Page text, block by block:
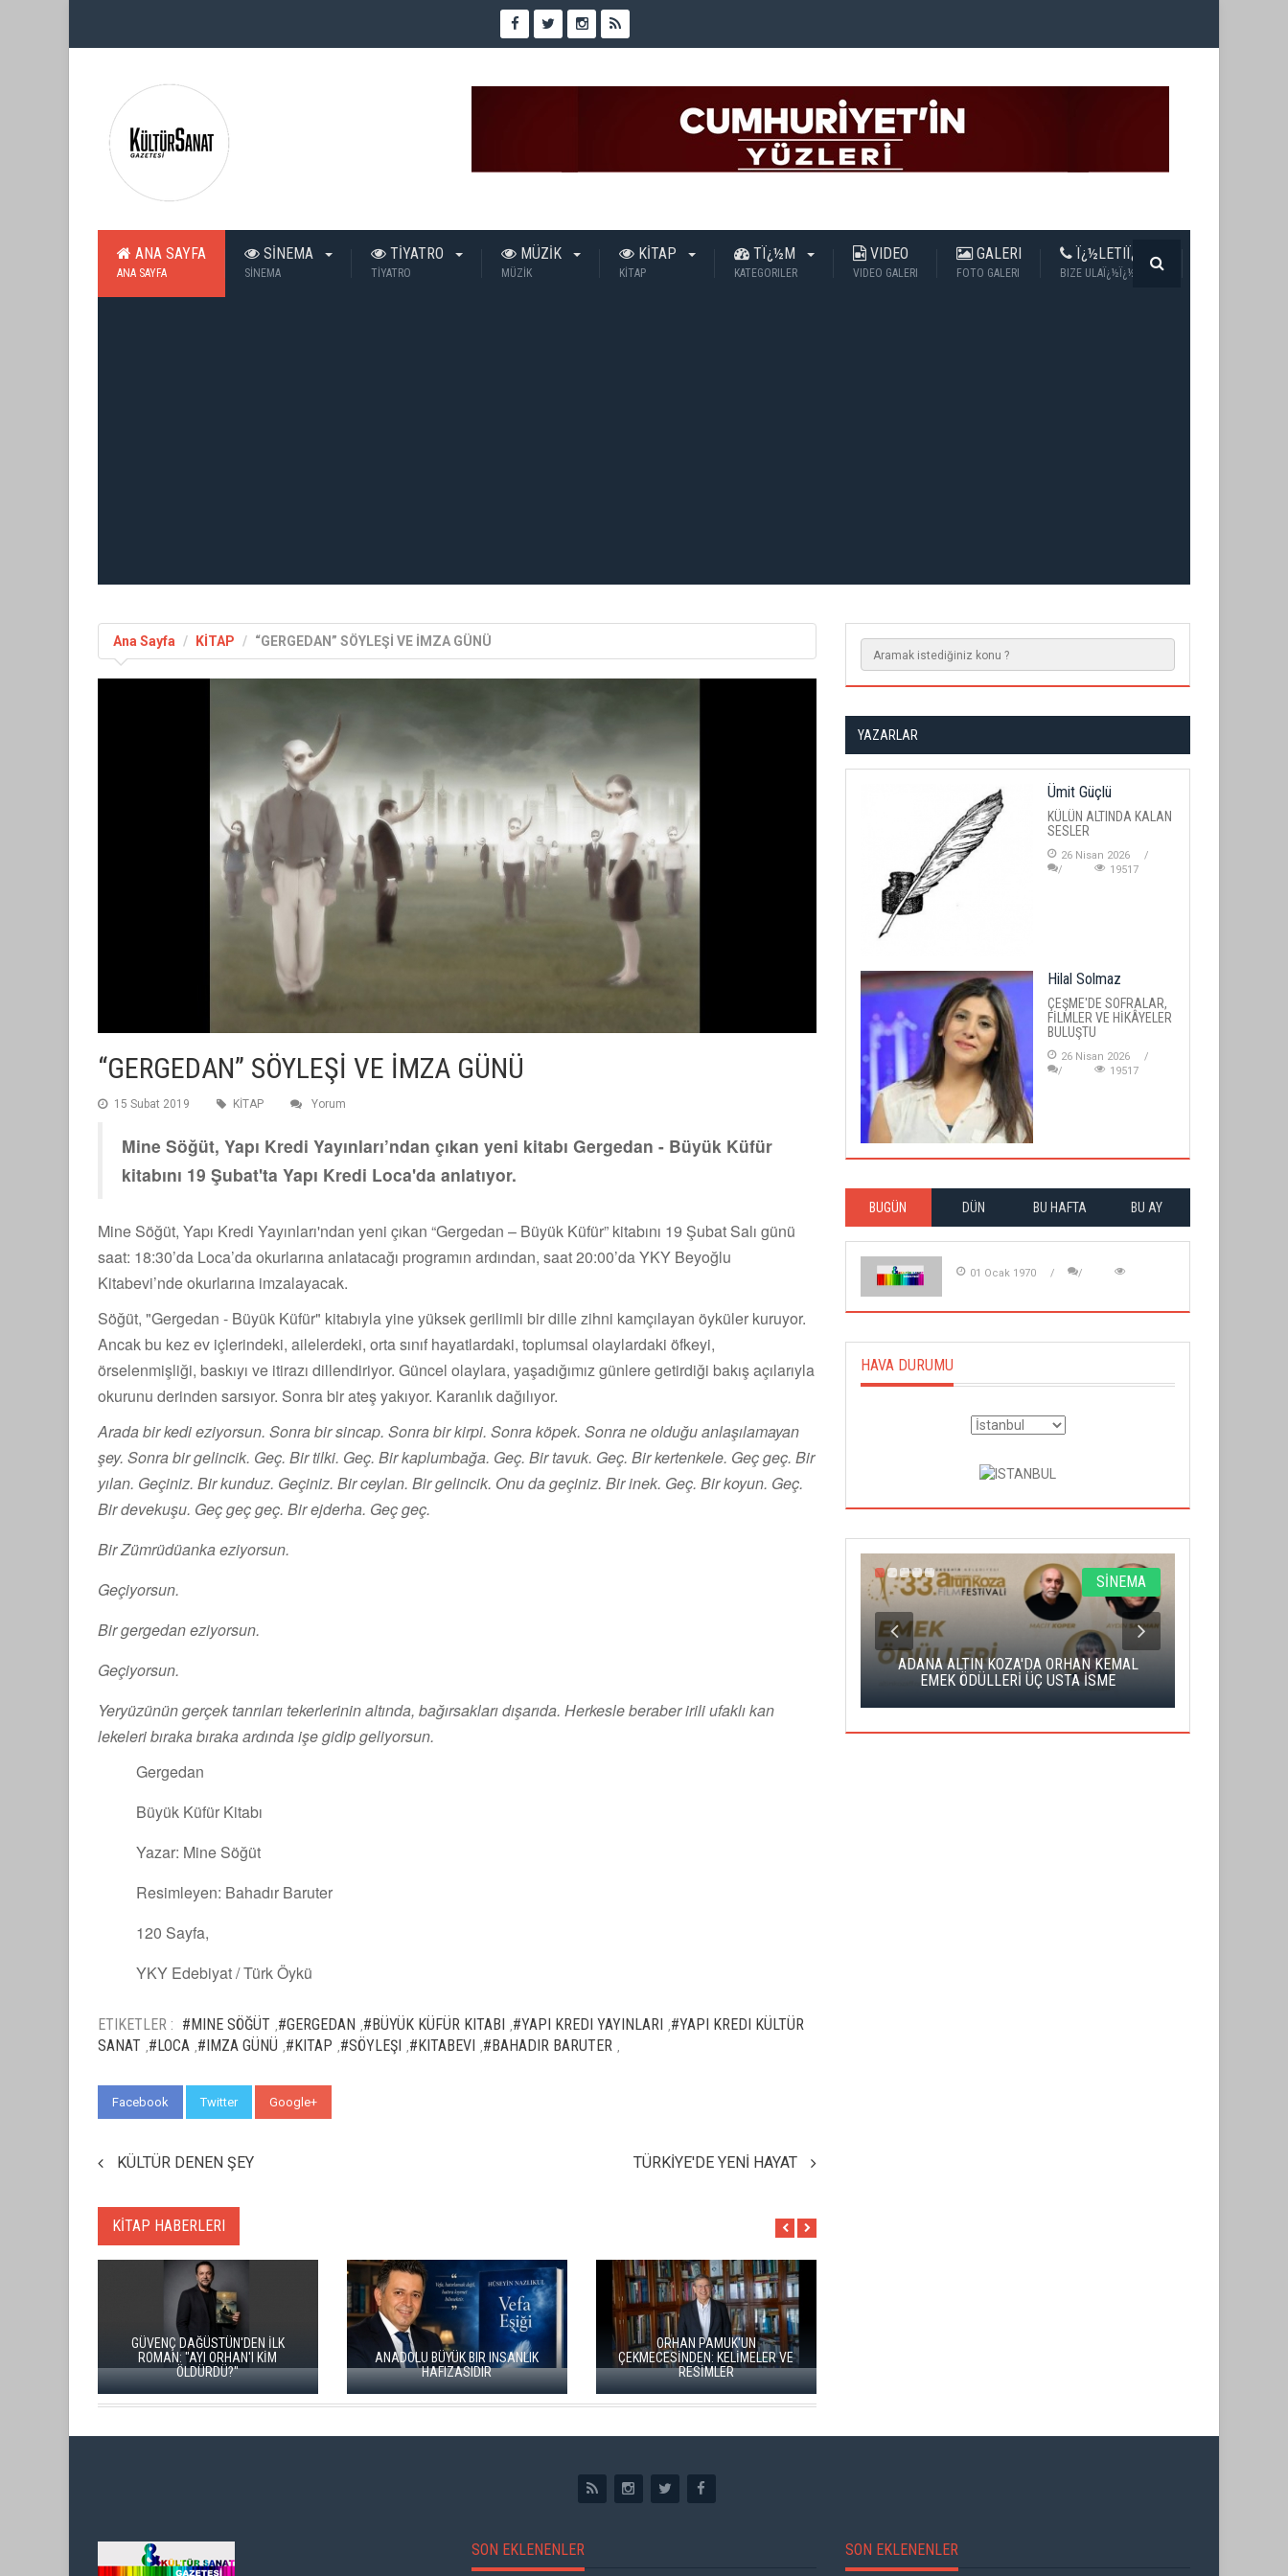
ANA SAYFA
ANA SAYFA
SİNEMA
SİNEMA
TİYATRO
TİYATRO
MÜZİK
MÜZİK
KİTAP
KİTAP
TÏ¿½M
KATEGORILER
VIDEO
VIDEO GALERI
GALERI
FOTO GALERI
Ï¿½LETIÏ¿½IM
BIZE ULAÏ¿½Ï¿½N
Ana Sayfa KİTAP “GERGEDAN” SÖYLEŞİ VE İMZA GÜNÜ
“GERGEDAN” SÖYLEŞİ VE İMZA GÜNÜ
15 Subat 2019 KİTAP Yorum
Mine Söğüt, Yapı Kredi Yayınları’ndan çıkan yeni kitabı Gergedan - Büyük Küfür
kitabını 19 Şubat'ta Yapı Kredi Loca'da anlatıyor.
Mine Söğüt, Yapı Kredi Yayınları'ndan yeni çıkan “Gergedan – Büyük Küfür” kitabını 19 Şubat Salı günü
saat: 18:30’da Loca’da okurlarına anlatacağı programın ardından, saat 20:00’da YKY Beyoğlu
Kitabevi’nde okurlarına imzalayacak.
Söğüt, "Gergedan - Büyük Küfür" kitabıyla yine yüksek gerilimli bir dille zihni kamçılayan öyküler kuruyor.
Ancak bu kez ev içlerindeki, ailelerdeki, orta sınıf hayatlardaki, toplumsal olaylardaki öfkeyi,
örselenmişliği, baskıyı ve itirazı dillendiriyor. Güncel olaylara, yaşadığımız günlere getirdiği bakış açılarıyla
okurunu derinden sarsıyor. Sonra bir ateş yakıyor. Karanlık dağılıyor.
Arada bir kedi eziyorsun. Sonra bir sincap. Sonra bir kirpi. Sonra köpek. Sonra ne olduğu anlaşılamayan
şey. Sonra bir gelincik. Geç. Bir tilki. Geç. Bir kaplumbağa. Geç. Bir tavuk. Geç. Bir kertenkele. Geç geç. Bir
yılan. Geçiniz. Bir kunduz. Geçiniz. Bir ceylan. Bir gelincik. Onu da geçiniz. Bir inek. Geç. Bir koyun. Geç.
Bir devekuşu. Geç geç geç. Bir ejderha. Geç geç.
Bir Zümrüdüanka eziyorsun.
Geçiyorsun.
Bir gergedan eziyorsun.
Geçiyorsun.
Yeryüzünün gerçek tanrıları tekerlerinin altında, bağırsakları dışarıda. Herkesle beraber irili ufaklı kan
lekeleri bıraka bıraka ardında işe gidip geliyorsun.
Gergedan
Büyük Küfür Kitabı
Yazar: Mine Söğüt
Resimleyen: Bahadır Baruter
120 Sayfa,
YKY Edebiyat / Türk Öykü
ETIKETLER : #MINE SÖĞÜT #GERGEDAN #BÜYÜK KÜFÜR KITABI #YAPI KREDI YAYINLARI #YAPI KREDI KÜLTÜR
SANAT #LOCA #IMZA GÜNÜ #KITAP #SÖYLEŞI #KITABEVI #BAHADIR BARUTER
Facebook Twitter Google+
KÜLTÜR DENEN ŞEY TÜRKİYE'DE YENİ HAYAT
KİTAP HABERLERI
GÜVENÇ DAĞÜSTÜN'DEN İLK
ROMAN: "AYI ORHAN'I KİM
ÖLDÜRDÜ?"
ANADOLU BÜYÜK BIR INSANLIK
HAFIZASIDIR
ORHAN PAMUK'UN
ÇEKMECESİNDEN: KELİMELER VE
RESİMLER
İKİ KİTAP VE BİTMEYEN BİR ENERJİ
YAZARLAR
Ümit Güçlü
KÜLÜN ALTINDA KALAN
SESLER
26 Nisan 2026
19517
Hilal Solmaz
ÇEŞME'DE SOFRALAR,
FİLMLER VE HİKÂYELER
BULUŞTU
26 Nisan 2026
19517
BUGÜN DÜN BU HAFTA BU AY
01 Ocak 1970
HAVA DURUMU
SİNEMA
ADANA ALTIN KOZA'DA ORHAN KEMAL
EMEK ÖDÜLLERİ ÜÇ USTA İSME
SON EKLENENLER SON EKLENENLER